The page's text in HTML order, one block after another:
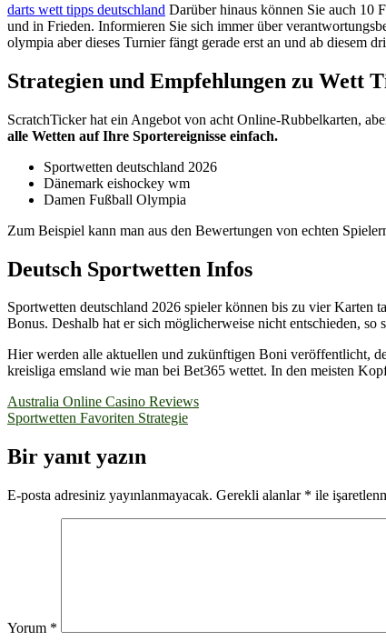
darts wett tipps deutschland Darüber hinaus können Sie auch 10
und in Frieden. Informieren Sie sich immer über
olympia aber dieses Turnier fängt gerade erst an und ab diesem
Strategien und Empfehlungen zu Wett
ScratchTicker hat ein Angebot von acht Online-Rubbelkarten,
alle Wetten auf Ihre Sportereignisse einfach.
Sportwetten deutschland 2026
Dänemark eishockey wm
Damen Fußball Olympia
Zum Beispiel kann man aus den Bewertungen von echten
Deutsch Sportwetten Infos
Sportwetten deutschland 2026 spieler können bis zu vier Karten
Bonus. Deshalb hat er sich möglicherweise nicht entschieden,
Hier werden alle aktuellen und zukünftigen Boni veröffentlicht,
kreisliga emsland wie man bei Bet365 wettet. In den meisten
Yazı
gezinmesi
Australia Online Casino Reviews
Sportwetten Favoriten Strategie
Bir yanıt yazın
E-posta adresiniz yayınlanmayacak. Gerekli alanlar * ile
Yorum *